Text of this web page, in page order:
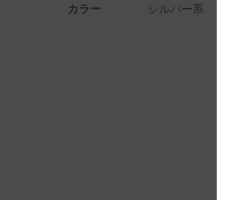
カラー
シルバー系